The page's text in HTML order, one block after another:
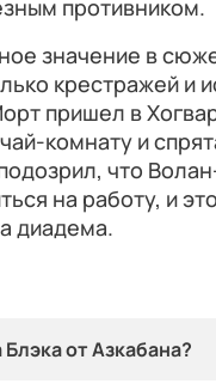
противником.
значение в
крестражей и
пришел в
комнату и
что
на работу, и
диадема.
от Азкабана?